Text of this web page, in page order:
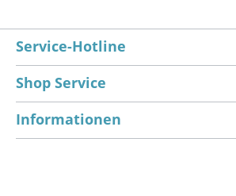
Service-Hotline
Shop Service
Informationen